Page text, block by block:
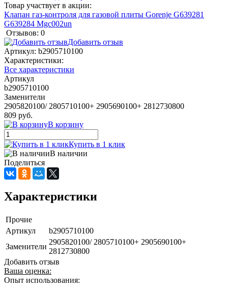
Товар участвует в акции:
Клапан газ-контроля для газовой плиты Gorenje G639281
G639284 Mgc002un
Отзывов: 0
Добавить отзыв
Артикул: b2905710100
Характеристики:
Все характеристики
Артикул
b2905710100
Заменители
2905820100/ 2805710100+ 2905690100+ 2812730800
809 руб.
В корзину
Купить в 1 клик
В наличии
Поделиться
Характеристики
Прочие
Артикул
b2905710100
Заменители
2905820100/ 2805710100+ 2905690100+
2812730800
Добавить отзыв
Ваша оценка:
Опыт использования: